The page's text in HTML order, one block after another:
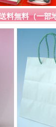
料無料（一部